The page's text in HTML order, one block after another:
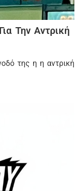
Την Αντρική
της η η αντρική